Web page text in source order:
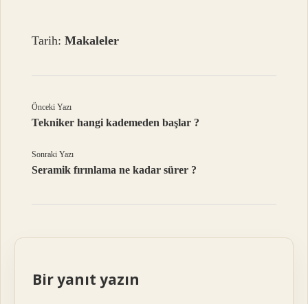
Tarih:Makaleler
Önceki Yazı
Tekniker hangi kademeden başlar ?
Sonraki Yazı
Seramik fırınlama ne kadar sürer ?
Bir yanıt yazın